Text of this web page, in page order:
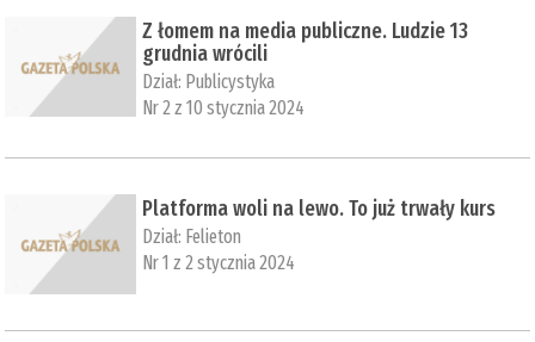
Z łomem na media publiczne. Ludzie 13
grudnia wrócili
Dział: Publicystyka
Nr 2 z 10 stycznia 2024
Platforma woli na lewo. To już trwały kurs
Dział: Felieton
Nr 1 z 2 stycznia 2024